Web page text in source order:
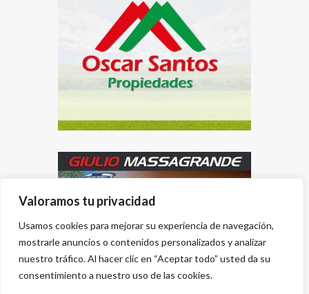
Valoramos tu privacidad
Usamos cookies para mejorar su experiencia de navegación,
mostrarle anuncios o contenidos personalizados y analizar
nuestro tráfico. Al hacer clic en “Aceptar todo” usted da su
consentimiento a nuestro uso de las cookies.